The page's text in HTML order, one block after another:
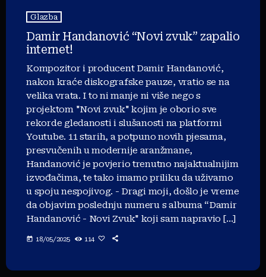
Glazba
Damir Handanović “Novi zvuk” zapalio
internet!
Kompozitor i producent Damir Handanović,
nakon kraće diskografske pauze, vratio se na
velika vrata. I to ni manje ni više nego s
projektom "Novi zvuk" kojim je oborio sve
rekorde gledanosti i slušanosti na platformi
Youtube. 11 starih, a potpuno novih pjesama,
presvučenih u modernije aranžmane,
Handanović je povjerio trenutno najaktualnijim
izvođačima, te tako imamo priliku da uživamo
u spoju nespojivog. - Dragi moji, došlo je vreme
da objavim poslednju numeru s albuma “Damir
Handanović - Novi Zvuk" koji sam napravio […]
today 18/05/2025 114